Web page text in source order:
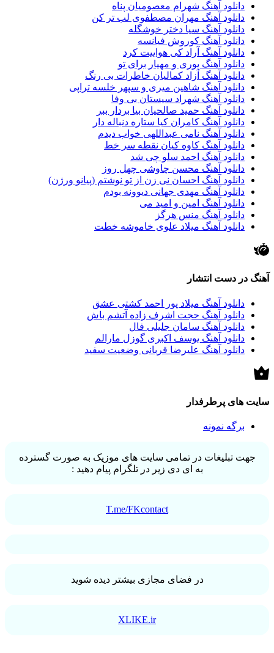
دانلود آهنگ شهرام معصومیان پناه
دانلود آهنگ مهران مصطفوی لب تر کن
دانلود آهنگ سیا دختر خوشگله
دانلود آهنگ کوروش فیانسه
دانلود آهنگ آراد کی هواییت کرد
دانلود آهنگ پوری و مهیار برای تو
دانلود آهنگ آزاد کمالیان خاطرات بی رنگ
دانلود آهنگ شاهین میری و سپهر خلسه تراپی
دانلود آهنگ شهراد سیستان بی وفا
دانلود آهنگ حمید صالحیان بیا بردار ببر
دانلود آهنگ کامران کیا ستاره دنباله دار
دانلود آهنگ نامی عبداللهی خواب دیدم
دانلود آهنگ کاوه کیان نقطه سر خط
دانلود آهنگ احمد سلو چی شد
دانلود آهنگ محسن چاوشی چهل روز
دانلود آهنگ احسان نی زن از تو نوشتم (پیانو ورژن)
دانلود آهنگ مهدی جهانی دیوونه بودم
دانلود آهنگ امین و امید می
دانلود آهنگ منس هرگز
دانلود آهنگ میلاد علوی خاموشه خطت
آهنگ در دست انتشار
دانلود آهنگ میلاد پور احمد کشتی عشق
دانلود آهنگ حجت اشرف زاده آتشم باش
دانلود آهنگ سامان جلیلی فال
دانلود آهنگ یوسف اکبری گوزل مارالم
دانلود آهنگ علیرضا قربانی وضعیت سفید
سایت های پرطرفدار
برگه نمونه
جهت تبلیغات در تمامی سایت های موزیک به صورت گسترده
به ای دی زیر در تلگرام پیام دهید :
T.me/FKcontact
در فضای مجازی بیشتر دیده شوید
XLIKE.ir